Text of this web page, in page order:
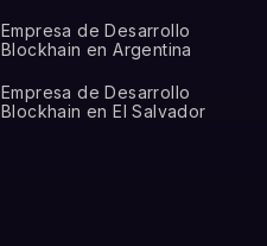
Empresa de Desarrollo
Blockhain en Argentina
Empresa de Desarrollo
Blockhain en El Salvador